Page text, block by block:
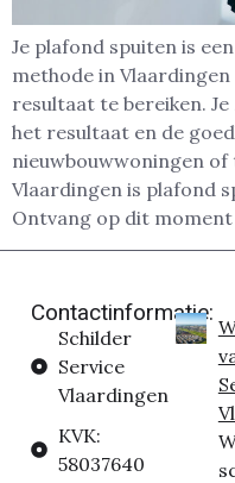
Je plafond spuiten is
methode in
resultaat te bereiken.
het resultaat en de
nieuwbouwwoningen
Vlaardingen is plafond
Ontvang op dit
Contactinformatie:
Schilder
Service
Vlaardingen
KVK:
58037640